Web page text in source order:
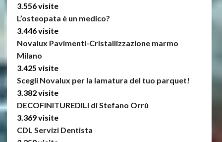
3.556 visite
L’osteopata è un medico?
3.446 visite
Novalux Pavimenti-Cristallizzazione marmo
Milano
3.425 visite
Scegli Novalux per la lamatura del tuo parquet!
3.382 visite
DECOFINITUREDILI di Stefano Orrù
3.369 visite
CDL Servizi Dentista